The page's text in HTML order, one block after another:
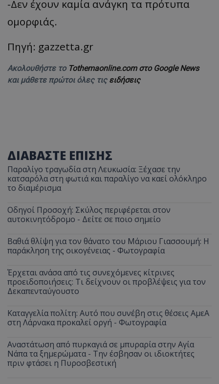
-Δεν έχουν καμία ανάγκη τα πρότυπα
ομορφιάς.
Πηγή: gazzetta.gr
Ακολουθήστε το Tothemaonline.com στο Google News
και μάθετε πρώτοι όλες τις ειδήσεις
ΔΙΑΒΑΣΤΕ ΕΠΙΣΗΣ
Παραλίγο τραγωδία στη Λευκωσία: Ξέχασε την
κατσαρόλα στη φωτιά και παραλίγο να καεί ολόκληρο
το διαμέρισμα
Οδηγοί Προσοχή: Σκύλος περιφέρεται στον
αυτοκινητόδρομο - Δείτε σε ποιο σημείο
Βαθιά θλίψη για τον θάνατο του Μάριου Γιασσουμή: Η
παράκληση της οικογένειας - Φωτογραφία
Έρχεται ανάσα από τις συνεχόμενες κίτρινες
προειδοποιήσεις: Τι δείχνουν οι προβλέψεις για τον
Δεκαπενταύγουστο
Καταγγελία πολίτη: Αυτό που συνέβη στις θέσεις ΑμεΑ
στη Λάρνακα προκαλεί οργή - Φωτογραφία
Αναστάτωση από πυρκαγιά σε μπυραρία στην Αγία
Νάπα τα ξημερώματα - Την έσβησαν οι ιδιοκτήτες
πριν φτάσει η Πυροσβεστική